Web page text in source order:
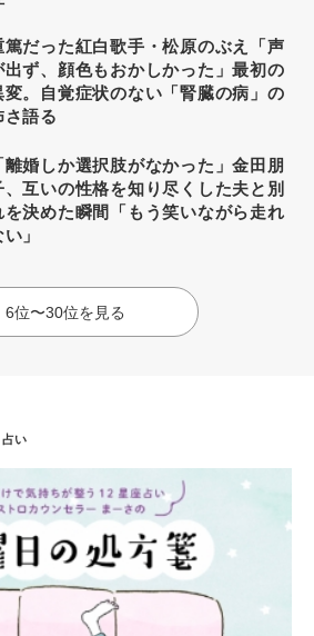
篤だった紅白歌手・松原のぶえ「声
出ず、顔色もおかしかった」最初の
変。自覚症状のない「腎臓の病」の
さ語る
離婚しか選択肢がなかった」金田朋
、互いの性格を知り尽くした夫と別
を決めた瞬間「もう笑いながら走れ
」
6位〜30位を見る
占い